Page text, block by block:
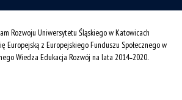
Rozwoju Uniwersytetu Śląskiego w Katowicach
Europejską z Europejskiego Funduszu Społecznego w
Wiedza Edukacja Rozwój na lata 2014˗2020.